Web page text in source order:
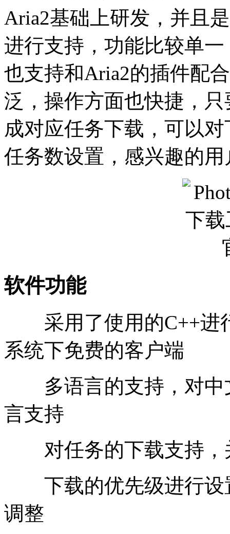
Aria2基础上研发，并且
进行支持，功能比较单
也支持和Aria2的插件配
泛，操作方面也快捷，
成对应任务下载，可以
任务数设置，感兴趣的
软件功能
采用了使用的C++进
系统下免费的客户端
多语言的支持，对中
言支持
对任务的下载支持，
下载的优先级进行设
调整